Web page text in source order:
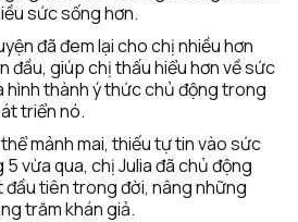
sức sống hơn.
đã đem lại cho chị nhiều hơn
đầu, giúp chị thấu hiểu hơn về sức
hình thành ý thức chủ động trong
triển nó.
mảnh mai, thiếu tự tin vào sức
vừa qua, chị Julia đã chủ động
đầu tiên trong đời, nâng những
trăm khán giả.